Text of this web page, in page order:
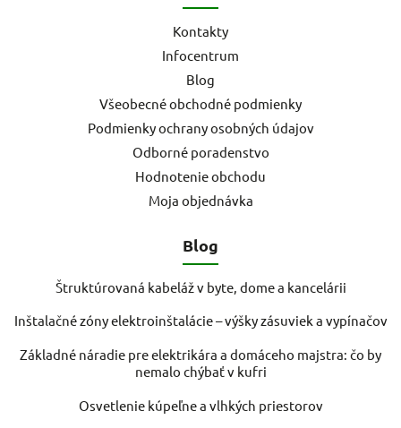
Kontakty
Infocentrum
Blog
Všeobecné obchodné podmienky
Podmienky ochrany osobných údajov
Odborné poradenstvo
Hodnotenie obchodu
Moja objednávka
Blog
Štruktúrovaná kabeláž v byte, dome a kancelárii
Inštalačné zóny elektroinštalácie – výšky zásuviek a vypínačov
Základné náradie pre elektrikára a domáceho majstra: čo by
nemalo chýbať v kufri
Osvetlenie kúpeľne a vlhkých priestorov